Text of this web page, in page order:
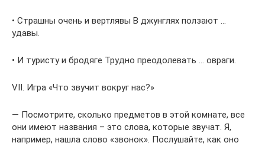
• Страшны очень и вертлявы В джунглях ползают …
удавы.
• И туристу и бродяге Трудно преодолевать … овраги.
VII. Игра «Что звучит вокруг нас?»
— Посмотрите, сколько предметов в этой комнате, все
они имеют названия – это слова, которые звучат. Я,
например, нашла слово «звонок». Послушайте, как оно